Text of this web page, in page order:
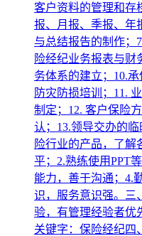
客户资料的管理和存
报、月报、季报、年
与总结报告的制作；
险经纪业务报表与财
务体系的建立；10.
防灾防损培训；11.
制定；12. 客户保险
认；13.领导交办的
险行业的产品，了解
平；2.熟练使用PPT
能力，善于沟通；4.
识，服务意识强。三
验，有管理经验者优
关键字：保险经纪四